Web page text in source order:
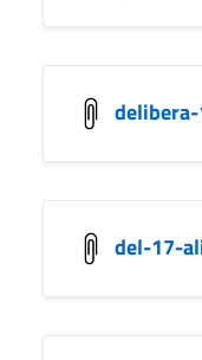
del-17-